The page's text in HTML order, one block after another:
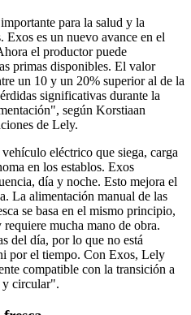
para la salud y la
Exos es un nuevo avance en el
el productor puede
primas disponibles. El valor
un 10 y un 20% superior al de la
significativas durante la
según Korstiaan
de Lely.
eléctrico que siega, carga
en los establos. Exos
día y noche. Esto mejora el
La alimentación manual de las
se basa en el mismo principio,
mucha mano de obra.
del día, por lo que no está
por el tiempo. Con Exos, Lely
compatible con la transición a
y circular".